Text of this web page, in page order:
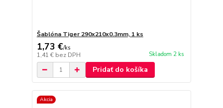
Šablóna Tiger 290x210x0.3mm, 1 ks
1,73 €/ks
1,41 € bez DPH Skladom 2 ks
Pridať do košíka
Akcia